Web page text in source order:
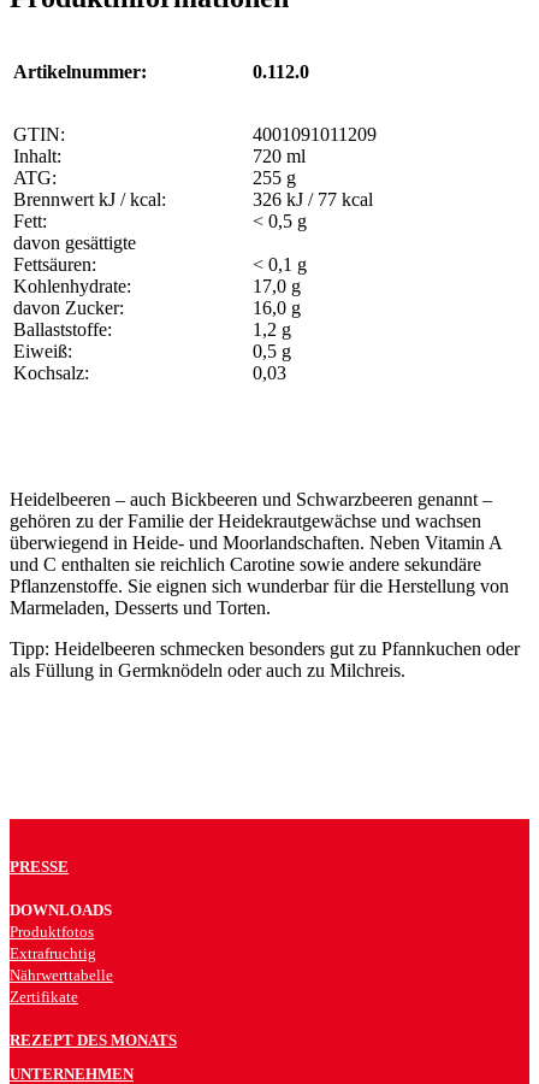
Artikelnummer:
GTIN:
Inhalt:
ATG:
Brennwert kJ / kcal:
Fett:
davon gesättigte
Fettsäuren:
Kohlenhydrate:
davon Zucker:
Ballaststoffe:
Eiweiß:
Kochsalz:
0.112.0
4001091011209
720 ml
255 g
326 kJ / 77 kcal
< 0,5 g
< 0,1 g
17,0 g
16,0 g
1,2 g
0,5 g
0,03
Heidelbeeren – auch Bickbeeren und Schwarzbeeren genannt –
gehören zu der Familie der Heidekrautgewächse und wachsen
überwiegend in Heide- und Moorlandschaften. Neben Vitamin A
und C enthalten sie reichlich Carotine sowie andere sekundäre
Pflanzenstoffe. Sie eignen sich wunderbar für die Herstellung von
Marmeladen, Desserts und Torten.
Tipp: Heidelbeeren schmecken besonders gut zu Pfannkuchen oder
als Füllung in Germknödeln oder auch zu Milchreis.
PRESSE
DOWNLOADS
Produktfotos
Extrafruchtig
Nährwerttabelle
Zertifikate
REZEPT DES MONATS
UNTERNEHMEN